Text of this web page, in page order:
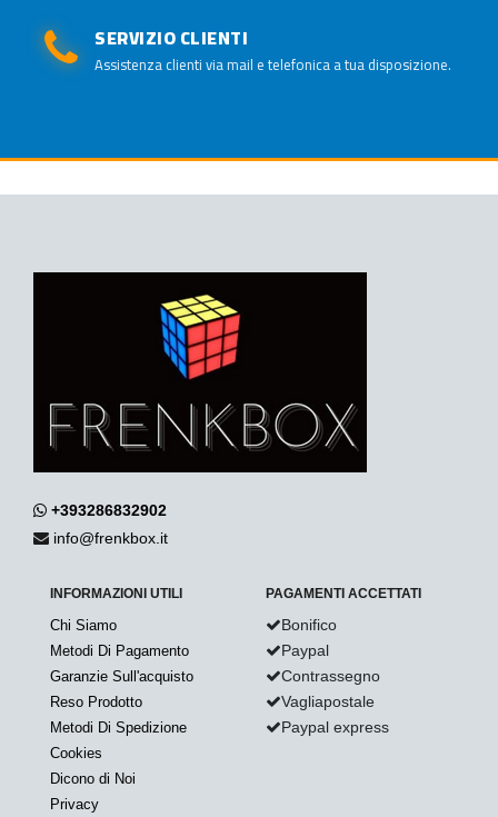
SERVIZIO CLIENTI
Assistenza clienti via mail e telefonica a tua disposizione.
+393286832902
info@frenkbox.it
INFORMAZIONI UTILI
Chi Siamo
Metodi Di Pagamento
Garanzie Sull'acquisto
Reso Prodotto
Metodi Di Spedizione
Cookies
Dicono di Noi
Privacy
PAGAMENTI ACCETTATI
Bonifico
Paypal
Contrassegno
Vagliapostale
Paypal express